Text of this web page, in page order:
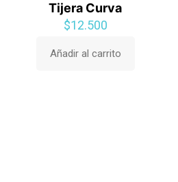
opcionesTijera Curva
$12.500
Añadir al carrito